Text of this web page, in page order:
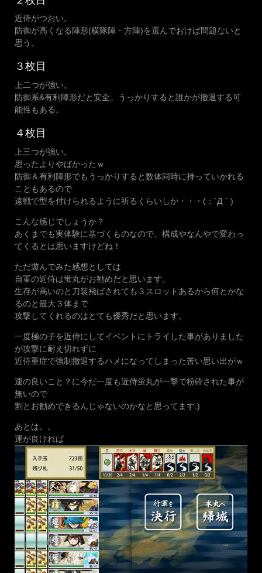
近侍がつおい。
防御が高くなる陣形(横隊陣・方陣)を選んでおけば問題ないと
思う。
３枚目
上二つが強い。
防御系&有利陣形だと安全。うっかりすると誰かが撤退する可
能性もある。
４枚目
上三つが強い。
思ったよりやばかったｗ
防御＆有利陣形でもうっかりすると数体同時に持っていかれる
こともあるので
遠戦で型を付けられるように祈るくらいしか・・・(；´Д｀)
こんな感じでしょうか？
あくまでも実体験に基づくものなので、構成やなんやで変わっ
てくるとは思いますけどね！
ただ遊んでみた感想としては
自軍の近侍は蛍丸がお勧めだと思います。
生存が高いのと刀装飛ばされても３スロットあるから何とかな
るのと最大３体まで
攻撃してくれるのはとても優秀だと思います。
一度極の子を近侍にしてイベントにトライした事がありました
が攻撃に耐え切れずに
近侍重症で強制撤退するハメになってしまった苦い思い出がｗ
運の良いこと？に今だ一度も近侍蛍丸が一撃で粉砕された事が
無いので
割とお勧めできるんじゃないのかなと思ってます:)
あとは。。
運が良ければ